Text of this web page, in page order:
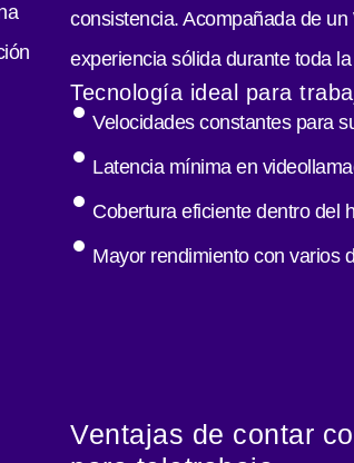
consistencia. Acompañada de
experiencia sólida durante toda
Tecnología ideal para
Velocidades constantes para
Latencia mínima en
Cobertura eficiente dentro del
Mayor rendimiento con varios
Ventajas de contar